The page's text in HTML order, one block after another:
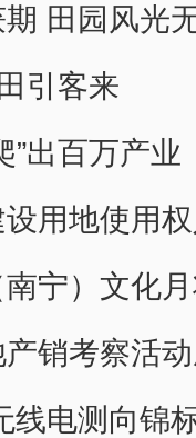
田园风光
引客来
”出百万产业
用地使用
宁）文化
销考察活
线电测向锦